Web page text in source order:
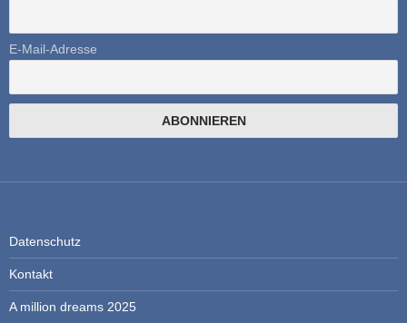
E-Mail-Adresse
Datenschutz
Kontakt
A million dreams 2025